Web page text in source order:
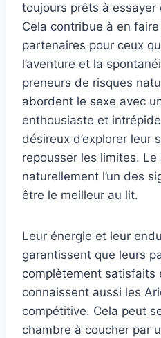
toujours prêts à essayer
Cela contribue à en faire
partenaires pour ceux
l’aventure et la
preneurs de risques
abordent le sexe avec
enthousiaste et
désireux d’explorer leur
repousser les limites.
naturellement l’un des
être le meilleur au lit.
Leur énergie et leur
garantissent que leurs
complètement satisfaits
connaissent aussi les
compétitive. Cela peut
chambre à coucher par